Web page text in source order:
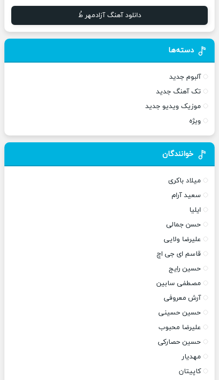
دانلود آهنگ آزادمهر طُ
دسته‌ها
آلبوم جدید
تک آهنگ جدید
موزیک ویدیو جدید
ویژه
خوانندگان
میلاد باکری
سعید آرام
ایلیا
حسن جمالی
علیرضا ولایی
قاسم ای جی اچ
حسین رایج
مصطفی سابین
آرش معروفی
حسین حسینی
علیرضا محبوب
حسین حصارکی
مهدیار
کاپیتان